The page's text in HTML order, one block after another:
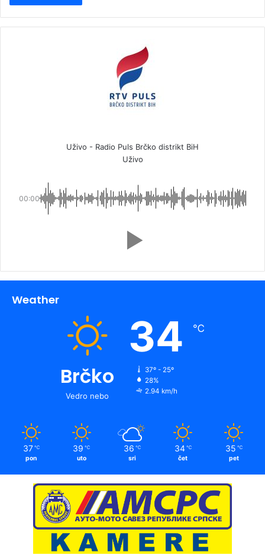
Uživo - Radio Puls Brčko distrikt BiH
Uživo
00:00
Weather
Brčko
Vedro nebo
34 ℃
37º - 25º
28%
2.94 km/h
37 ℃
pon
39 ℃
uto
36 ℃
sri
34 ℃
čet
35 ℃
pet